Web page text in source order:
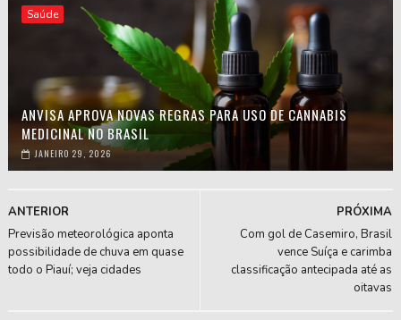
Saúde
ANVISA APROVA NOVAS REGRAS PARA USO DE CANNABIS
MEDICINAL NO BRASIL
JANEIRO 29, 2026
PRÓXIMA
Com gol de Casemiro, Brasil
vence Suíça e carimba
classificação antecipada até as
oitavas
ANTERIOR
Previsão meteorológica aponta
possibilidade de chuva em quase
todo o Piauí; veja cidades